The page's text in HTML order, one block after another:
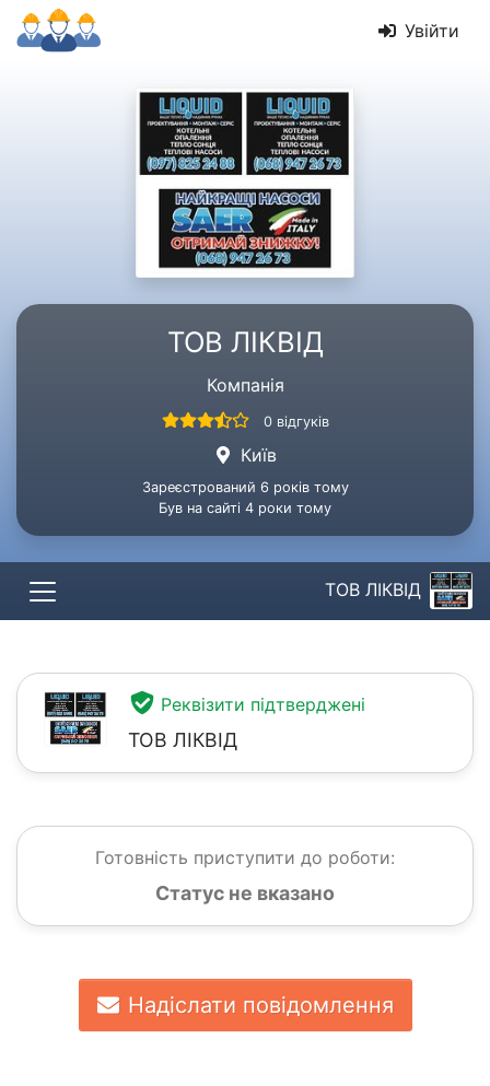
Увійти
ТОВ ЛІКВІД
Компанія
0 відгуків
Київ
Зареєстрований 6 років тому
Був на сайті 4 роки тому
ТОВ ЛІКВІД
Реквізити підтверджені
ТОВ ЛІКВІД
Готовність приступити до роботи:
Статус не вказано
Надіслати повідомлення